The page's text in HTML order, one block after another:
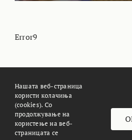
Error9
© METEOALARM. All
Made with
Æther
За Meteoalarm.mk
Нашата веб-страница
користи колачиња
(cookies). Со
продолжување на
користење на веб-
страницата се